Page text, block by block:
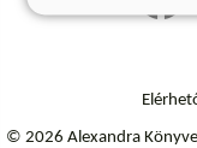
© 2026 Alexandra